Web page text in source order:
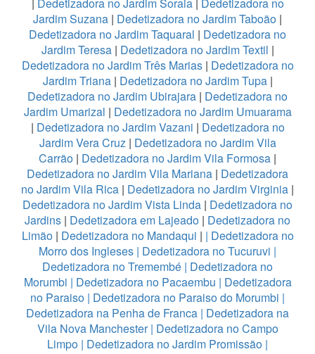
Jardim Suzana | Dedetizadora no Jardim Taboão |
Dedetizadora no Jardim Taquaral | Dedetizadora no
Jardim Teresa| Dedetizadora no Jardim Textil |
Dedetizadora no Jardim Três Marias| Dedetizadora no
Jardim Triana| Dedetizadora no Jardim Tupa|
Dedetizadora no Jardim Ubirajara | Dedetizadora no
Jardim Umarizal | Dedetizadora no Jardim Umuarama
| Dedetizadora no Jardim Vazani | Dedetizadora no
Jardim Vera Cruz| Dedetizadora no Jardim Vila
Carrão | Dedetizadora no Jardim Vila Formosa |
Dedetizadora no Jardim Vila Mariana | Dedetizadora
no Jardim Vila Rica | Dedetizadora no Jardim Virginia |
Dedetizadora no Jardim Vista Linda | Dedetizadora no
Jardins | Dedetizadora em Lajeado | Dedetizadora no
Limão| Dedetizadora no Mandaqui | | Dedetizadora no
Morro dos Ingleses | Dedetizadora no Tucuruvi |
Dedetizadora no Tremembé | Dedetizadora no
Morumbi | Dedetizadora no Pacaembu | Dedetizadora
no Paraiso | Dedetizadora no Paraiso do Morumbi |
Dedetizadora na Penha de Franca | Dedetizadora na
Vila Nova Manchester| Dedetizadora no Campo
Limpo | Dedetizadora no Jardim Promissão |